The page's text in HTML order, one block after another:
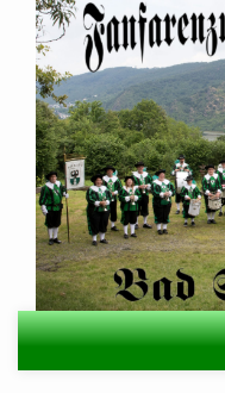
Zum
Hauptinhalt
springen
Navigation